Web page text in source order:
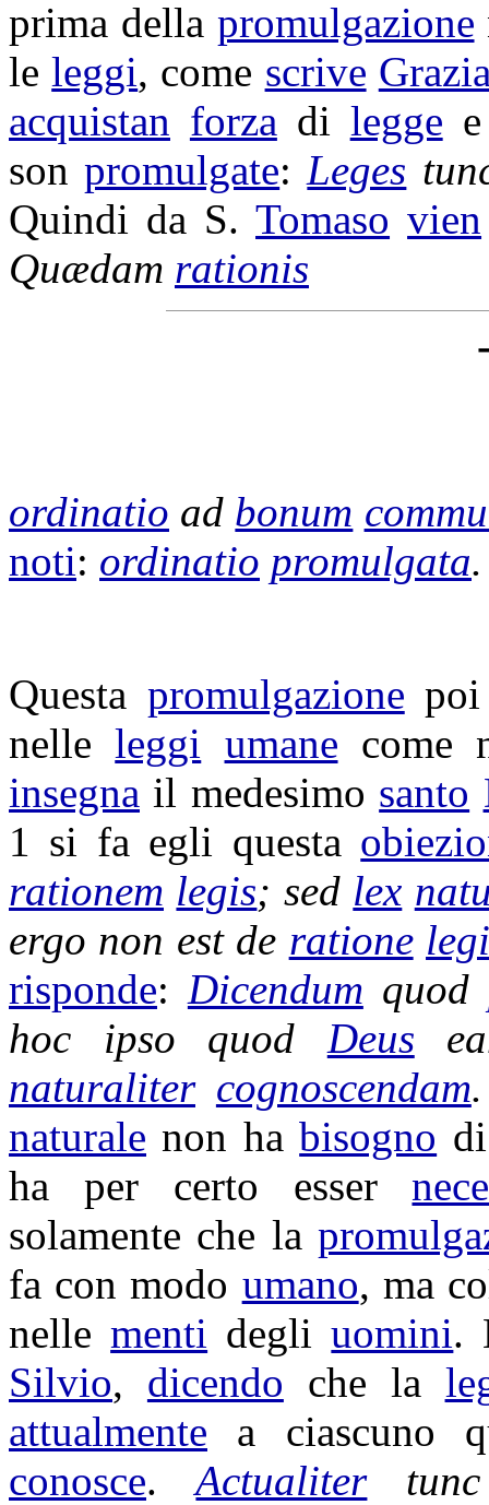
prima della promulgazione
leleggi, come scrive
acquistan forza di legge
sonpromulgate:Leges
Quindi da S.Tomaso vien
Quædam rationis
ordinatio ad bonum
noti: ordinatio promulgata.
Questa promulgazione
nelleleggi umane come
insegna il medesimo santo
1 si fa egli questa
rationem legis; sed lex
ergo non est de ratione
risponde: Dicendum quod
hoc ipso quod Deus
naturaliter cognoscendam
naturale non habisogno
ha per certo esser
solamente che la
fa con modo umano, ma
nellementi degliuomini.
Silvio, dicendo che la
attualmente a ciascuno
conosce.Actualiter